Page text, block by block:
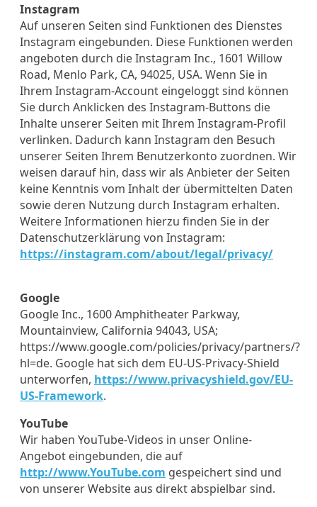
Instagram
Auf unseren Seiten sind Funktionen des Dienstes
Instagram eingebunden. Diese Funktionen werden
angeboten durch die Instagram Inc., 1601 Willow
Road, Menlo Park, CA, 94025, USA. Wenn Sie in
Ihrem Instagram-Account eingeloggt sind können
Sie durch Anklicken des Instagram-Buttons die
Inhalte unserer Seiten mit Ihrem Instagram-Profil
verlinken. Dadurch kann Instagram den Besuch
unserer Seiten Ihrem Benutzerkonto zuordnen. Wir
weisen darauf hin, dass wir als Anbieter der Seiten
keine Kenntnis vom Inhalt der übermittelten Daten
sowie deren Nutzung durch Instagram erhalten.
Weitere Informationen hierzu finden Sie in der
Datenschutzerklärung von Instagram:
https://instagram.com/about/legal/privacy/
Google
Google Inc., 1600 Amphitheater Parkway,
Mountainview, California 94043, USA;
https://www.google.com/policies/privacy/partners/?
hl=de. Google hat sich dem EU-US-Privacy-Shield
unterworfen, https://www.privacyshield.gov/EU-
US-Framework.
YouTube
Wir haben YouTube-Videos in unser Online-
Angebot eingebunden, die auf
http://www.YouTube.com gespeichert sind und
von unserer Website aus direkt abspielbar sind.